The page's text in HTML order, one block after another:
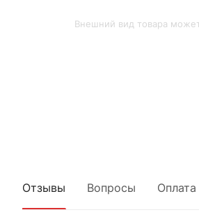
Внешний вид товара
Отзывы Вопросы Оплата